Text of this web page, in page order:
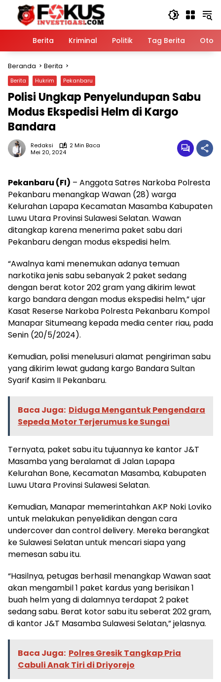
Langsung
konten
HomeBerita Kriminal Politik Tag Berita
Beranda Berita
Berita Hukrim Pekanbaru
Polisi Ungkap Penyelundupan Sabu
Modus Ekspedisi Helm di Kargo
Bandara
Redaksi
2 Min Baca
Mei 20, 2024
Pekanbaru (FI) – Anggota Satres Narkoba Polresta
Pekanbaru menangkap Wawan (28) warga
Kelurahan Lapapa Kecamatan Masamba Kabupaten
Luwu Utara Provinsi Sulawesi Selatan. Wawan
ditangkap karena menerima paket sabu dari
Pekanbaru dengan modus ekspedisi helm.
“Awalnya kami menemukan adanya temuan
narkotika jenis sabu sebanyak 2 paket sedang
dengan berat kotor 202 gram yang dikirim lewat
kargo bandara dengan modus ekspedisi helm,” ujar
Kasat Reserse Narkoba Polresta Pekanbaru Kompol
Manapar Situmeang kepada media center riau, pada
Senin (20/5/2024).
Kemudian, polisi menelusuri alamat pengiriman sabu
yang dikirim lewat gudang kargo Bandara Sultan
Syarif Kasim II Pekanbaru.
Baca Juga: Diduga Mengantuk Pengendara
Sepeda Motor Terjerumus ke Sungai
Ternyata, paket sabu itu tujuannya ke kantor J&T
Masamba yang beralamat di Jalan Lapapa
Kelurahan Bone, Kecamatan Masamba, Kabupaten
Luwu Utara Provinsi Sulawesi Selatan.
Kemudian, Manapar memerintahkan AKP Noki Loviko
untuk melakukan penyelidikan dengan cara
undercover dan control delivery. Mereka berangkat
ke Sulawesi Selatan untuk mencari siapa yang
memesan sabu itu.
“Hasilnya, petugas berhasil menangkap Wawan saat
akan mengambil 1 paket kardus yang berisikan 1
buah helm yang di dalamnya terdapat 2 paket
sedang sabu. Berat kotor sabu itu seberat 202 gram,
di kantor J&T Masamba Sulawesi Selatan,” jelasnya.
Baca Juga: Polres Gresik Tangkap Pria
Cabuli Anak Tiri di Driyorejo